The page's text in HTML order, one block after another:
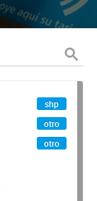
shp
otro
otro